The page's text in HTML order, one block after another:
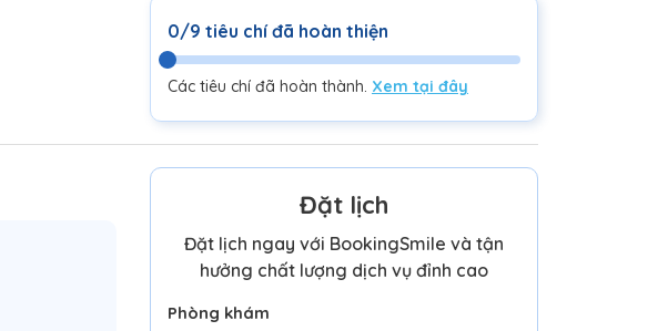
0/9 tiêu chí đã hoàn thiện
Các tiêu chí đã hoàn thành. Xem tại đây
Đặt lịch
Đặt lịch ngay với BookingSmile và tận
hưởng chất lượng dịch vụ đỉnh cao
Phòng khám